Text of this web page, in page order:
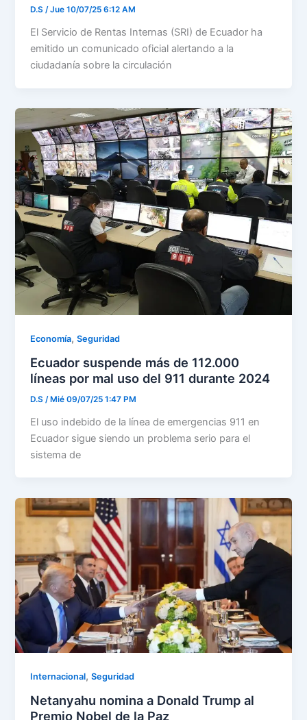
D.S/Jue 10/07/25 6:12 AM
El Servicio de Rentas Internas (SRI) de Ecuador ha
emitido un comunicado oficial alertando a la
ciudadanía sobre la circulación
Economía,Seguridad
Ecuador suspende más de 112.000
líneas por mal uso del 911 durante 2024
D.S /Mié 09/07/25 1:47 PM
El uso indebido de la línea de emergencias 911 en
Ecuador sigue siendo un problema serio para el
sistema de
Internacional,Seguridad
Netanyahu nomina a Donald Trump al
Premio Nobel de la Paz